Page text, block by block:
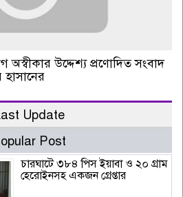
অস্বীকার উদ্দেশ্য প্রণোদিত সংবাদ
হাসানের
Update
Post
চারঘাটে ৩৮৪ পিস ইয়াবা ও ২০ গ্রাম
হেরোইনসহ একজন গ্রেপ্তার